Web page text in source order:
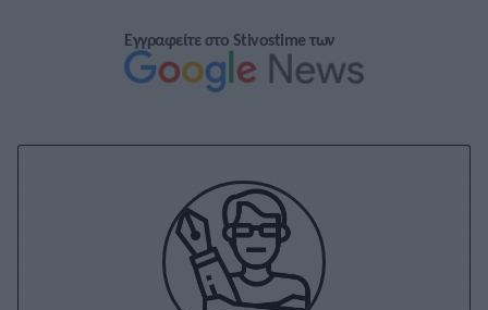
Εγγραφείτε στο Stivostime των